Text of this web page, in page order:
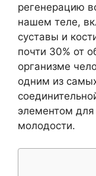
регенерацию
нашем теле,
суставы и
почти 30% от
организме
одним из
элементом
молодости.